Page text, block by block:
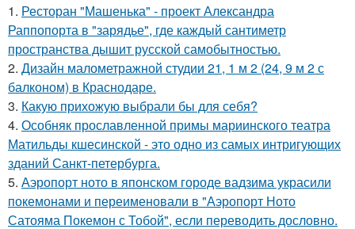
1. Ресторан "Машенька" - проект Александра
Раппопорта в "зарядье", где каждый сантиметр
пространства дышит русской самобытностью.
2. Дизайн малометражной студии 21, 1 м 2 (24, 9 м 2 с
балконом) в Краснодаре.
3. Какую прихожую выбрали бы для себя?
4. Особняк прославленной примы мариинского театра
Матильды кшесинской - это одно из самых интригующих
зданий Санкт-петербурга.
5. Аэропорт ното в японском городе вадзима украсили
покемонами и переименовали в "Аэропорт Ното
Сатояма Покемон с Тобой", если переводить дословно.